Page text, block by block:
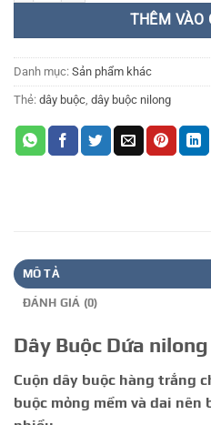
THÊM VÀO
Danh mục: Sản phẩm khác
Thẻ: dây buộc, dây buộc nilong
MÔ TẢ
ĐÁNH GIÁ (0)
Dây Buộc Dứa nilong
Cuộn dây buộc hàng trắng
buộc mỏng mềm và dai nên